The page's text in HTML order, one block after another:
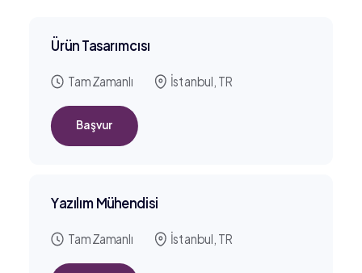
Ürün Tasarımcısı
Tam Zamanlı İstanbul, TR
Başvur
Yazılım Mühendisi
Tam Zamanlı İstanbul, TR